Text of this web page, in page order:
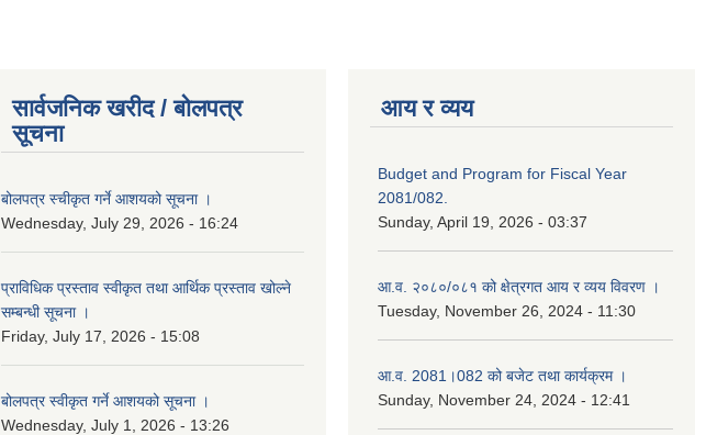
सार्वजनिक खरीद / बोलपत्र
सूचना
बोलपत्र स्चीकृत गर्ने आशयको सूचना ।
Wednesday, July 29, 2026 - 16:24
प्राविधिक प्रस्ताव स्वीकृत तथा आर्थिक प्रस्ताव खोल्ने
सम्बन्धी सूचना ।
Friday, July 17, 2026 - 15:08
बोलपत्र स्वीकृत गर्ने आशयको सूचना ।
Wednesday, July 1, 2026 - 13:26
आय र व्यय
Budget and Program for Fiscal Year
2081/082.
Sunday, April 19, 2026 - 03:37
आ.व. २०८०/०८१ को क्षेत्रगत आय र व्यय विवरण ।
Tuesday, November 26, 2024 - 11:30
आ.व. 2081।082 को बजेट तथा कार्यक्रम ।
Sunday, November 24, 2024 - 12:41